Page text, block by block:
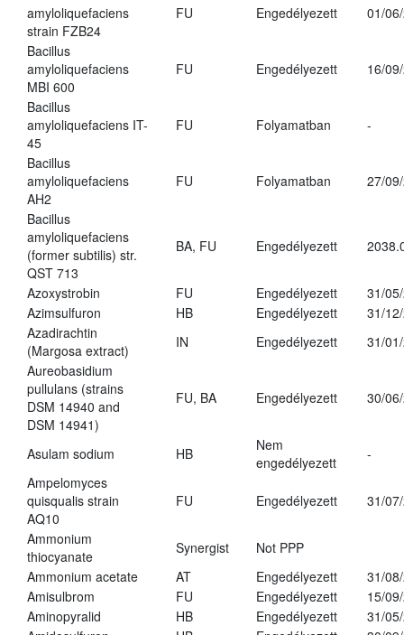
amyloliquefaciens
strain FZB24
FU Engedélyezett 01/
Bacillus
amyloliquefaciens
MBI 600
FU Engedélyezett 16/
Bacillus
amyloliquefaciens IT-
45
FU Folyamatban -
Bacillus
amyloliquefaciens
AH2
FU Folyamatban 27/
Bacillus
amyloliquefaciens
(former subtilis) str.
QST 713
BA, FU Engedélyezett
Azoxystrobin FU Engedélyezett
31/
Azimsulfuron
HB Engedélyezett
31/
Azadirachtin
(Margosa extract)
IN Engedélyezett
31/
Aureobasidium
pullulans (strains
DSM 14940 and
DSM 14941)
FU, BA Engedélyezett 30/
Asulam sodium HB
Nem
engedélyezett
-
Ampelomyces
quisqualis strain
AQ10
FU Engedélyezett 31/
Ammonium
thiocyanate
Synergist
Not PPP
Ammonium acetate
AT Engedélyezett
31/
Amisulbrom
FU Engedélyezett
15/
Aminopyralid
HB Engedélyezett
31/